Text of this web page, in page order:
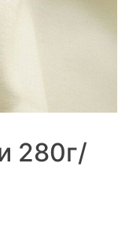
280г/